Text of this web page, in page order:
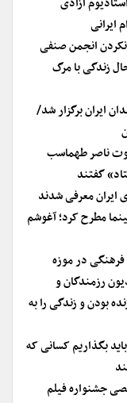
ایرانی
انجمن صنفی
زندگی با مرگ
ایران برگزار شد/
فوت ناصر طهماسب
گفتند
معرفی شدند
مطرح کرد؛ آغوشم
در موزه
رزمندگان و
بودن و زندگی را به
بگذاریم کسانی که
جشنواره فیلم